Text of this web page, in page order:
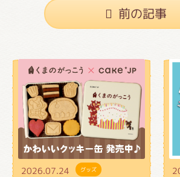
前の記事
2026.07.24 グッズ